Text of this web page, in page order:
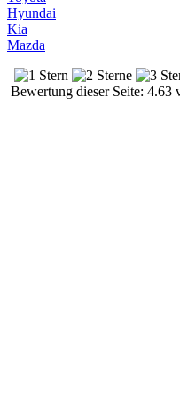
Hyundai
Kia
Mazda
Bewertung dieser Seite: 4.63